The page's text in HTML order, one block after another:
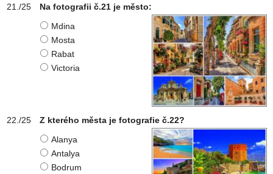
Na fotografii č.21 je město:
Mdina
Mosta
Rabat
Victoria
Z kterého města je fotografie č.22?
Alanya
Antalya
Bodrum